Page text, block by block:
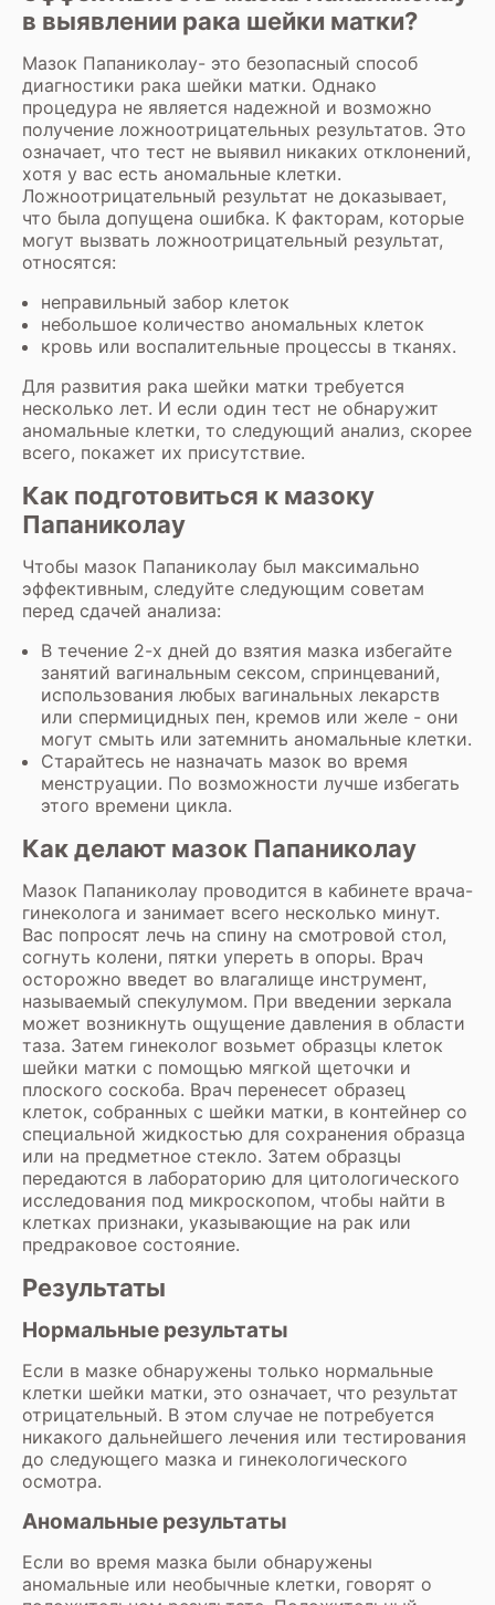
в выявлении рака шейки матки?
Мазок Папаниколау- это безопасный способ
диагностики рака шейки матки. Однако
процедура не является надежной и возможно
получение ложноотрицательных результатов. Это
означает, что тест не выявил никаких отклонений,
хотя у вас есть аномальные клетки.
Ложноотрицательный результат не доказывает,
что была допущена ошибка. К факторам, которые
могут вызвать ложноотрицательный результат,
относятся:
неправильный забор клеток
небольшое количество аномальных клеток
кровь или воспалительные процессы в тканях.
Для развития рака шейки матки требуется
несколько лет. И если один тест не обнаружит
аномальные клетки, то следующий анализ, скорее
всего, покажет их присутствие.
Как подготовиться к мазоку
Папаниколау
Чтобы мазок Папаниколау был максимально
эффективным, следуйте следующим советам
перед сдачей анализа:
В течение 2-х дней до взятия мазка избегайте
занятий вагинальным сексом, спринцеваний,
использования любых вагинальных лекарств
или спермицидных пен, кремов или желе - они
могут смыть или затемнить аномальные клетки.
Старайтесь не назначать мазок во время
менструации. По возможности лучше избегать
этого времени цикла.
Как делают мазок Папаниколау
Мазок Папаниколау проводится в кабинете врача-
гинеколога и занимает всего несколько минут.
Вас попросят лечь на спину на смотровой стол,
согнуть колени, пятки упереть в опоры. Врач
осторожно введет во влагалище инструмент,
называемый спекулумом. При введении зеркала
может возникнуть ощущение давления в области
таза. Затем гинеколог возьмет образцы клеток
шейки матки с помощью мягкой щеточки и
плоского соскоба. Врач перенесет образец
клеток, собранных с шейки матки, в контейнер со
специальной жидкостью для сохранения образца
или на предметное стекло. Затем образцы
передаются в лабораторию для цитологического
исследования под микроскопом, чтобы найти в
клетках признаки, указывающие на рак или
предраковое состояние.
Результаты
Нормальные результаты
Если в мазке обнаружены только нормальные
клетки шейки матки, это означает, что результат
отрицательный. В этом случае не потребуется
никакого дальнейшего лечения или тестирования
до следующего мазка и гинекологического
осмотра.
Аномальные результаты
Если во время мазка были обнаружены
аномальные или необычные клетки, говорят о